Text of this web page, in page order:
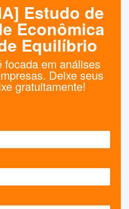
Estudo de
Econômica
Equilíbrio
focada em análises
Deixe seus
gratuitamente!